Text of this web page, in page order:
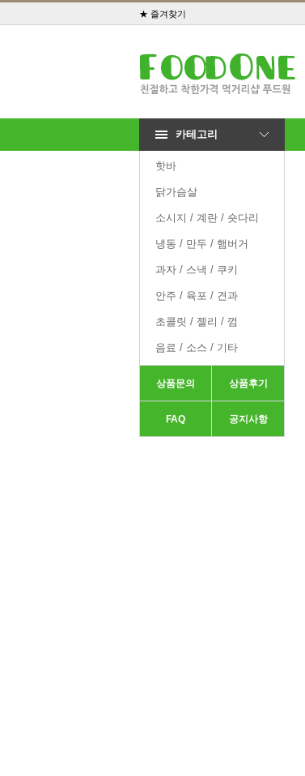
★ 즐겨찾기
카테고리
핫바
닭가슴살
소시지 / 계란 / 숏다리
냉동 / 만두 / 햄버거
과자 / 스낵 / 쿠키
안주 / 육포 / 견과
초콜릿 / 젤리 / 껌
음료 / 소스 / 기타
상품문의 상품후기
FAQ 공지사항